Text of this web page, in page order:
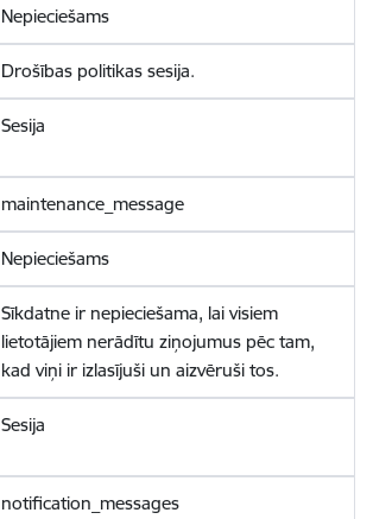
Nepieciešams
Drošības politikas sesija.
Sesija
maintenance_message
Nepieciešams
Sīkdatne ir nepieciešama, lai visiem
lietotājiem nerādītu ziņojumus pēc tam,
kad viņi ir izlasījuši un aizvēruši tos.
Sesija
notification_messages